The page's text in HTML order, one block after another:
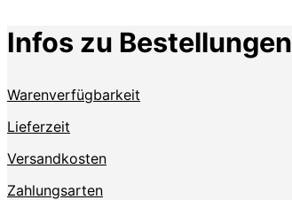
Infos zu Bestellungen
Warenverfügbarkeit
Lieferzeit
Versandkosten
Zahlungsarten